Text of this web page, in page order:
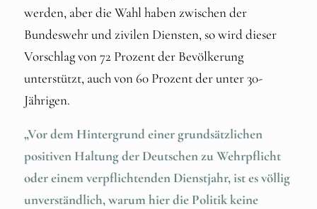
werden, aber die Wahl haben zwischen der
Bundeswehr und zivilen Diensten, so wird dieser
Vorschlag von 72 Prozent der Bevölkerung
unterstützt, auch von 60 Prozent der unter 30-
Jährigen.
„Vor dem Hintergrund einer grundsätzlichen
positiven Haltung der Deutschen zu Wehrpflicht
oder einem verpflichtenden Dienstjahr, ist es völlig
unverständlich, warum hier die Politik keine